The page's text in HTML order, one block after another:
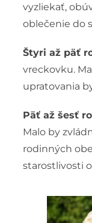
vyzliekať,
oblečenie do
Štyri až päť
vreckovku.
upratovania
Päť až šesť
Malo by
rodinných
starostlivosti